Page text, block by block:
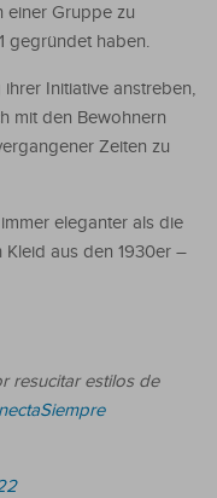
einer Gruppe zu
gegründet haben.
Initiative anstreben,
mit den Bewohnern
Zeiten zu
eleganter als die
Kleid aus den 1930er –
resucitar estilos de